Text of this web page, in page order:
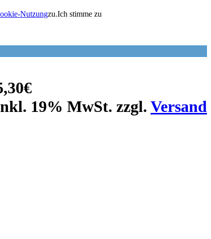
Nutzungzu.Ich stimme zu
19% MwSt. zzgl. Versand